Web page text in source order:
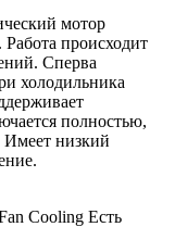
мотор
происходит
Сперва
холодильника
полностью,
Имеет низкий
Cooling Есть